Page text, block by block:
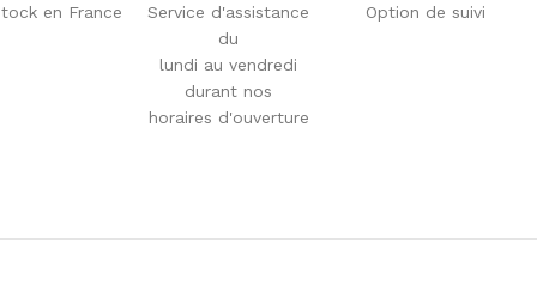
en France
Service d'assistance
du
lundi au vendredi
durant nos
horaires d'ouverture
Option de suivi